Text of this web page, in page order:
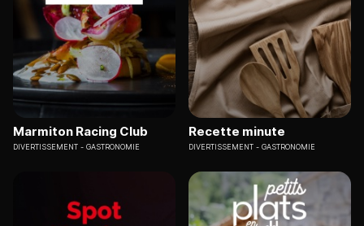
Marmiton Racing Club
DIVERTISSEMENT GASTRONOMIE
Recette minute
DIVERTISSEMENT GASTRONOMIE